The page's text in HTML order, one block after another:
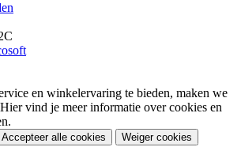
en winkelervaring te bieden, maken we
vind je meer informatie over cookies en
Accepteer alle cookies Weiger cookies